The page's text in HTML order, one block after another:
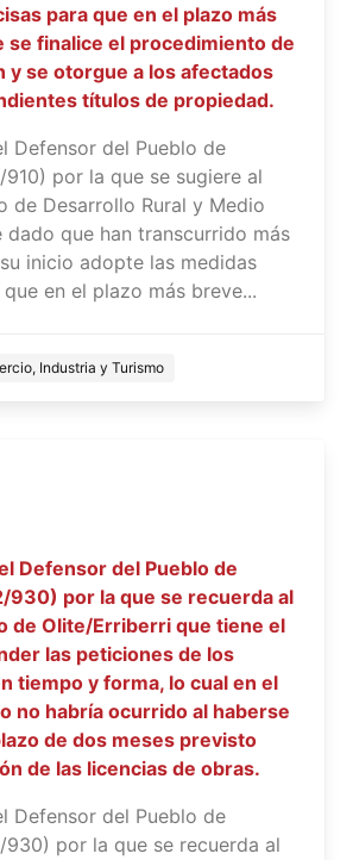
para que en el plazo más
se finalice el procedimiento de
y se otorgue a los afectados
títulos de propiedad.
Defensor del Pueblo de
por la que se sugiere al
de Desarrollo Rural y Medio
dado que han transcurrido más
inicio adopte las medidas
en el plazo más breve...
Industria y Turismo
Defensor del Pueblo de
930) por la que se recuerda al
de Olite/Erriberri que tiene el
las peticiones de los
tiempo y forma, lo cual en el
no habría ocurrido al haberse
de dos meses previsto
de las licencias de obras.
Defensor del Pueblo de
930) por la que se recuerda al